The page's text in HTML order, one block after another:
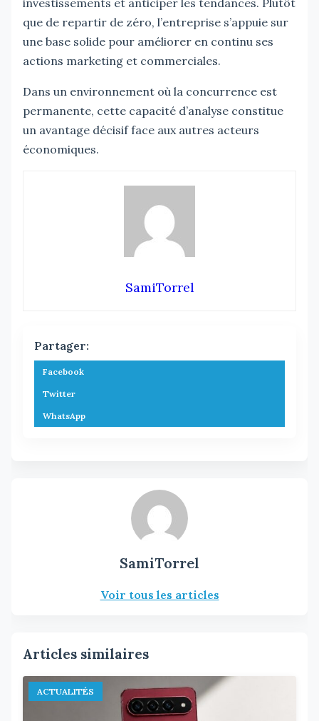
que de repartir de zéro, l’entreprise s’appuie sur
une base solide pour améliorer en continu ses
actions marketing et commerciales.
Dans un environnement où la concurrence est
permanente, cette capacité d’analyse constitue
un avantage décisif face aux autres acteurs
économiques.
SamiTorrel
Partager:
Facebook
Twitter
WhatsApp
SamiTorrel
Voir tous les articles
Articles similaires
ACTUALITÉS